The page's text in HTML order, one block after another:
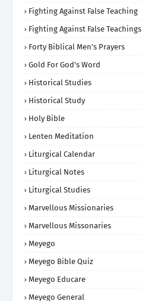
Fighting Against False Teaching
Fighting Against False Teachings
Forty Biblical Men's Prayers
Gold For God's Word
Historical Studies
Historical Study
Holy Bible
Lenten Meditation
Liturgical Calendar
Liturgical Notes
Liturgical Studies
Marvellous Missionaries
Marvellous Missonaries
Meyego
Meyego Bible Quiz
Meyego Educare
Meyego General